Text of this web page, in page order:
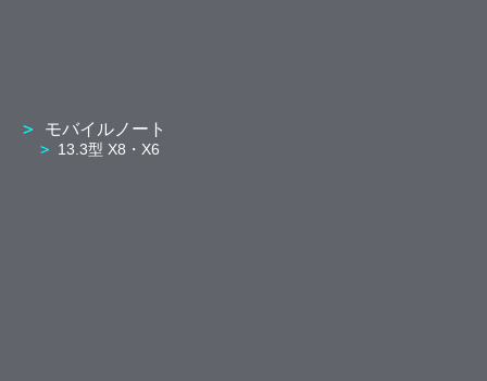
モバイルノート
13.3型 X8・X6